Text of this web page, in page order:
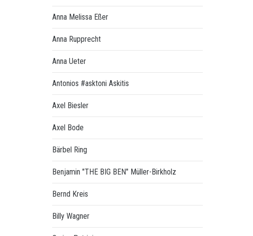
Anna Melissa Eßer
Anna Rupprecht
Anna Ueter
Antonios #asktoni Askitis
Axel Biesler
Axel Bode
Bärbel Ring
Benjamin "THE BIG BEN" Müller-Birkholz
Bernd Kreis
Billy Wagner